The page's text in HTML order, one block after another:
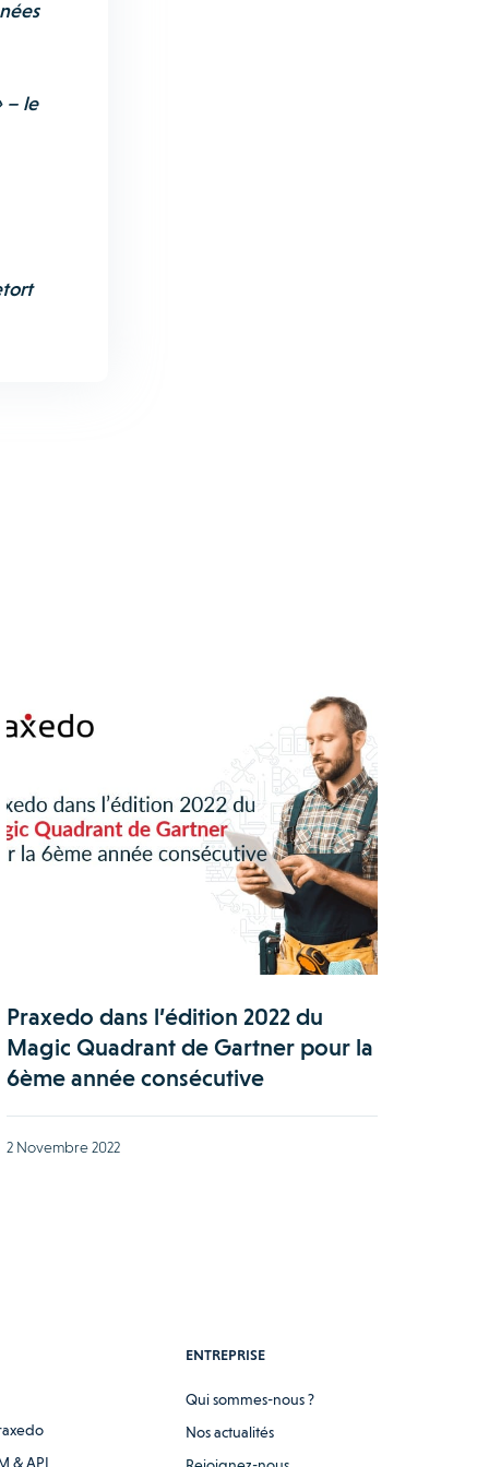
– le
Praxedo dans l’édition 2022 du
Magic Quadrant de Gartner pour la
6ème année consécutive
2 Novembre 2022
& API
ENTREPRISE
Qui sommes-nous ?
Nos actualités